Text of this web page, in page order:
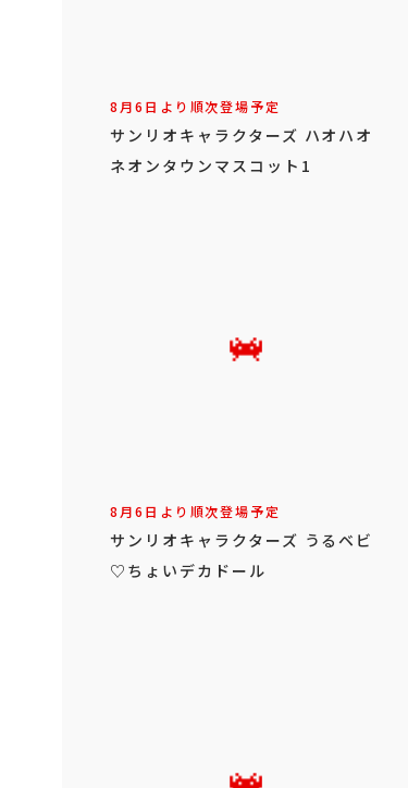
8月6日より順次登場予定
サンリオキャラクターズ ハオハオ
ネオンタウンマスコット1
8月6日より順次登場予定
サンリオキャラクターズ うるベビ
♡ちょいデカドール